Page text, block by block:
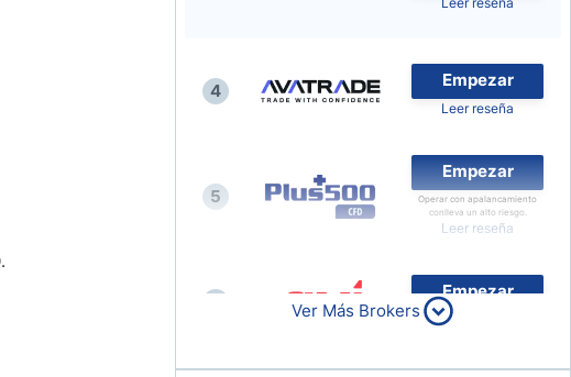
4
Empezar
Leer reseña
5
Empezar
Operar con apalancamiento
conlleva un alto riesgo.
Leer reseña
Empezar
Leer reseña
Ver Más Brokers